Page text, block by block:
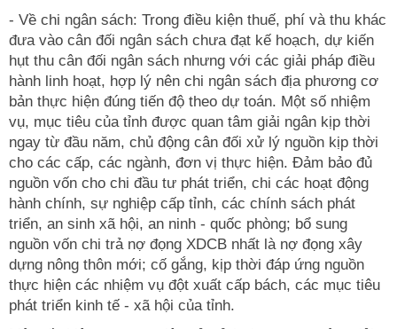
- Về chi ngân sách: Trong điều kiện thuế, phí và thu khác
đưa vào cân đối ngân sách chưa đạt kế hoạch, dự kiến
hụt thu cân đối ngân sách nhưng với các giải pháp điều
hành linh hoạt, hợp lý nên chi ngân sách địa phương cơ
bản thực hiện đúng tiến độ theo dự toán. Một số nhiệm
vụ, mục tiêu của tỉnh được quan tâm giải ngân kịp thời
ngay từ đầu năm, chủ động cân đối xử lý nguồn kịp thời
cho các cấp, các ngành, đơn vị thực hiện. Đảm bảo đủ
nguồn vốn cho chi đầu tư phát triển, chi các hoạt động
hành chính, sự nghiệp cấp tỉnh, các chính sách phát
triển, an sinh xã hội, an ninh - quốc phòng; bổ sung
nguồn vốn chi trả nợ đọng XDCB nhất là nợ đọng xây
dựng nông thôn mới; cố gắng, kịp thời đáp ứng nguồn
thực hiện các nhiệm vụ đột xuất cấp bách, các mục tiêu
phát triển kinh tế - xã hội của tỉnh.